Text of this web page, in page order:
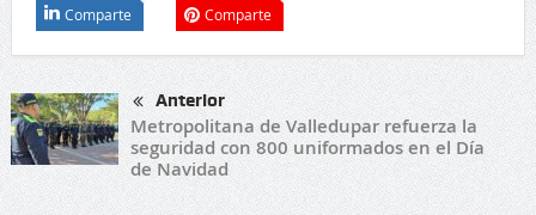
Comparte Comparte
Anterior
Metropolitana de Valledupar refuerza la
seguridad con 800 uniformados en el Día
de Navidad